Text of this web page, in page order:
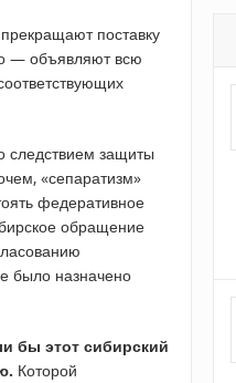
поставку
— объявляют всю
следствием защиты
«сепаратизм»
федеративное
обращение
было назначено
бы этот сибирский
Которой